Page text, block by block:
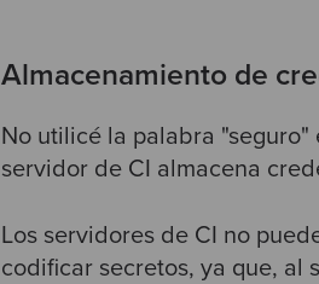
Almacenamiento de
No utilicé la palabra
servidor de CI almacena
Los servidores de CI no
codificar secretos, ya que, al